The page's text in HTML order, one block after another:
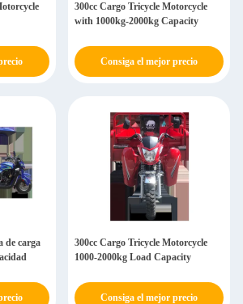
300cc Cargo Tricycle Motorcycle
with 1000kg-2000kg Capacity
Consiga el mejor precio
de carga
300cc Cargo Tricycle Motorcycle
1000-2000kg Load Capacity
Consiga el mejor precio